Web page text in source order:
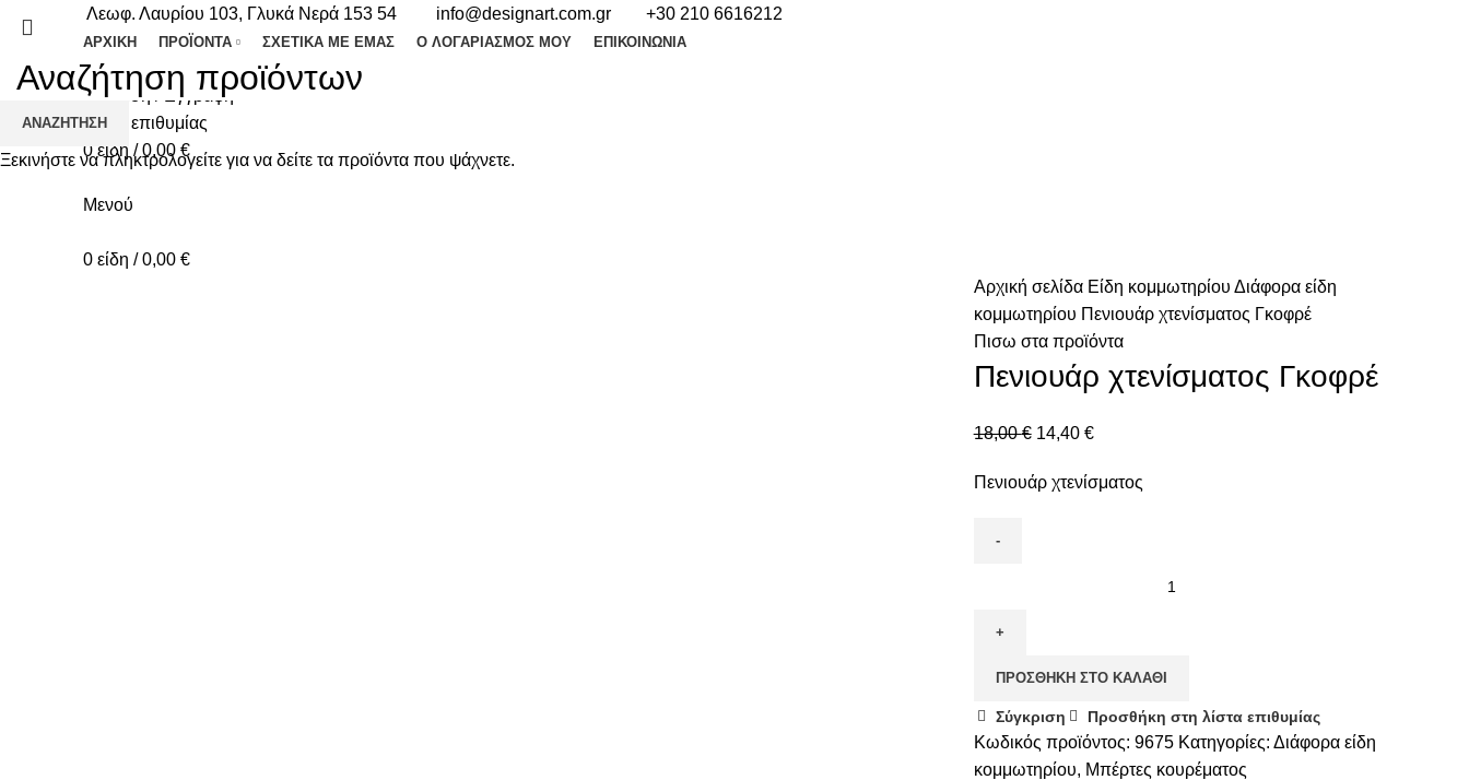
Λεωφ. Λαυρίου 103, Γλυκά Νερά 153 54 info@designart.com.gr +30 210 6616212
ΑΡΧΙΚΉ ΠΡΟΪΌΝΤΑ ΣΧΕΤΙΚΆ ΜΕ ΕΜΆΣ Ο ΛΟΓΑΡΙΑΣΜΌΣ ΜΟΥ ΕΠΙΚΟΙΝΩΝΊΑ
Σύνδεση / Εγγραφή
Λίστα επιθυμίας
0 είδη / 0,00 €
Mενού
0 είδη / 0,00 €
Αρχική σελίδα Είδη κομμωτηρίου Διάφορα είδη
κομμωτηρίου Πενιουάρ χτενίσματος Γκοφρέ
Πισω στα προϊόντα
Πενιουάρ χτενίσματος Γκοφρέ
18,00€ 14,40 €
Πενιουάρ χτενίσματος
ΠΡΟΣΘΉΚΗ ΣΤΟ ΚΑΛΆΘΙ
Σύγκριση Προσθήκη στη λίστα επιθυμίας
Κωδικός προϊόντος: 9675 Κατηγορίες: Διάφορα είδη
κομμωτηρίου, Μπέρτες κουρέματος
ΑΝΑΖΉΤΗΣΗ
Ξεκινήστε να πληκτρολογείτε για να δείτε τα προϊόντα που ψάχνετε.